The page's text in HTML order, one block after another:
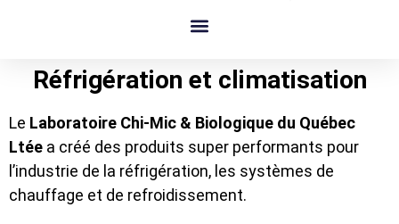
Réfrigération et climatisation
Le Laboratoire Chi-Mic & Biologique du Québec
Ltée a créé des produits super performants pour
l’industrie de la réfrigération, les systèmes de
chauffage et de refroidissement.